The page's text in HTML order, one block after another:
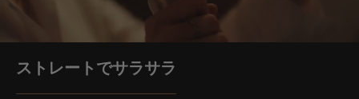
ストレートでサラサラ